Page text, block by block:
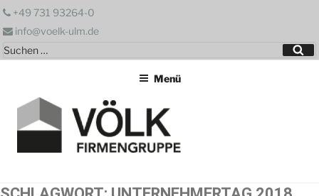
Zum
springen
+49 731 93264-0
info@voelk-ulm.de
Suchen
nach:
Menü